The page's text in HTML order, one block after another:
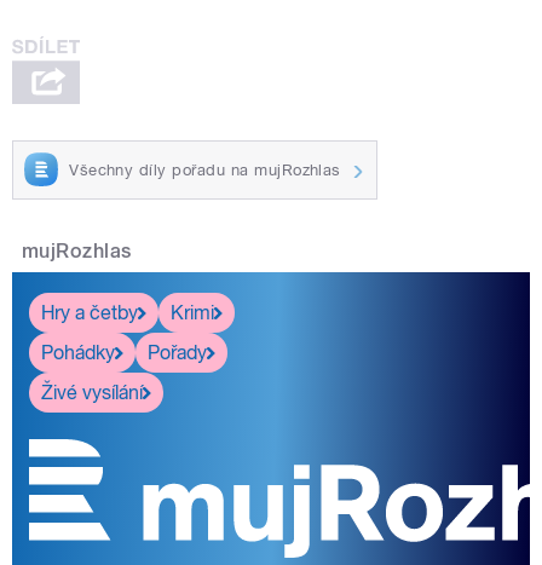
Všechny díly pořadu na mujRozhlas
mujRozhlas
Hry a četby
Krimi
Pohádky
Pořady
Živé vysílání